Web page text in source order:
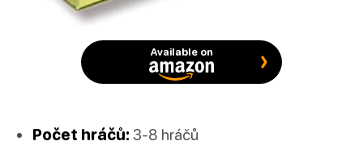
Available on
Počet hráčů: 3-8 hráčů